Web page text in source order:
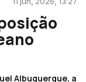
Albuquerque, a